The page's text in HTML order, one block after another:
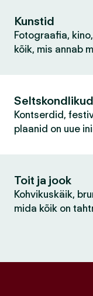
Kunstid
Fotograafia,
kõik, mis annab
Kontserdid,
plaanid on uue
Toit ja jook
Kohvikuskäik,
mida kõik on